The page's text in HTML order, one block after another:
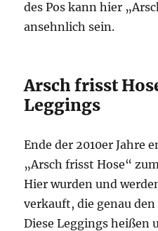
des Pos kann hier
ansehnlich sein.
Arsch frisst
Leggings
Ende der 2010er Jahre
„Arsch frisst Hose“
Hier wurden und
verkauft, die genau
Diese Leggings